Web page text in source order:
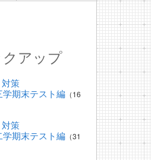
クアップ
策
学期末テスト編 （16
策
学期末テスト編 （31